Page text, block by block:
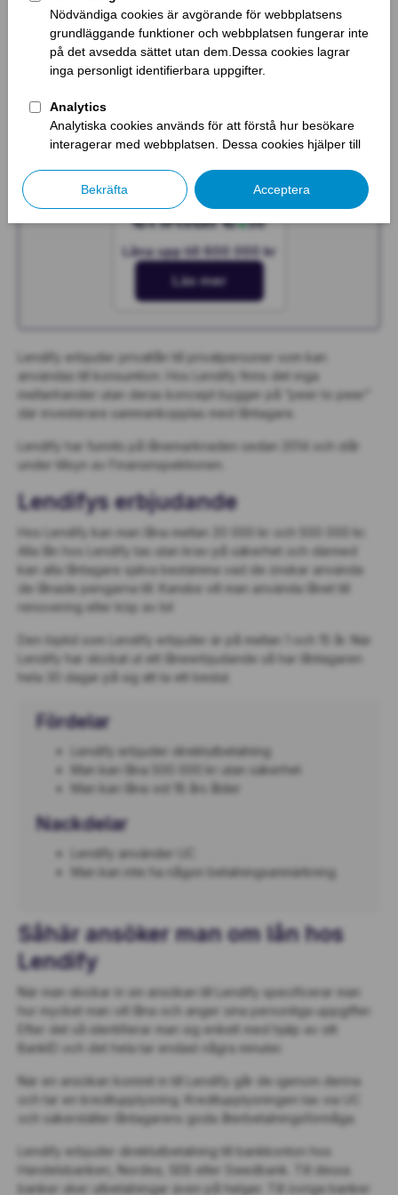
Läs mer
Låna upp till 600 000 kr
Läs mer
Låna upp till 600 000 kr
Läs mer
Lendify erbjuder privatlån till privatpersoner som kan
användas till konsumtion. Hos Lendify finns det inga
mellanhänder utan deras koncept bygger på ”peer to peer”
där investerare sammankopplas med låntagare.
Lendify har funnits på lånemarknaden sedan 2014 och står
under tillsyn av Finansinspektionen.
Lendifys erbjudande
Hos Lendify kan man låna mellan 20 000 kr och 500 000 kr.
Alla lån hos Lendify tas utan krav på säkerhet och därmed
kan alla låntagare själva bestämma vad de önskar använda
de lånade pengarna till. Kanske vill man använda lånet till
renovering eller köp av bil
Den löptid som Lendify erbjuder är på mellan 1 och 15 år. När
Lendify har skickat ut ett låneerbjudande så har låntagaren
hela 30 dagar på sig att ta ett beslut.
Fördelar
Lendify erbjuder direktutbetalning
Man kan låna 500 000 kr utan säkerhet
Man kan låna vid 18 års ålder
Nackdelar
Lendify använder UC
Man kan inte ha någon betalningsanmärkning
Såhär ansöker man om lån hos
Lendify
När man skickar in sin ansökan till Lendify specificerar man
hur mycket man vill låna och anger sina personliga uppgifter.
Efter det så identifierar man sig enkelt med hjälp av sitt
BankID och det hela tar endast några minuter.
När en ansökan kommit in till Lendify går de igenom denna
och tar en kreditupplysning. Kreditupplysningen tas via UC
och säkerställer låntagarens goda återbetalningsförmåga.
Lendify erbjuder direktutbetalning till bankkonton hos
Handelsbanken, Nordea, SEB eller Swedbank. Till dessa
banker sker utbetalningar även på helger. Till övriga banker